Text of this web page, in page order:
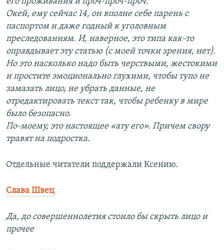
Окей, ему сейчас 14, он вполне себе парень с
паспортом и даже годный к уголовным
преследованиям. И, наверное, это типа как-то
оправдывает эту статью (с моей точки зрения, нет).
Но это насколько надо быть черствыми, жестокими
и простите эмоционально глухими, чтобы тупо не
замазать лицо, не убрать данные, не
отредактировать текст так, чтобы ребенку в мире
было безопасно.
По-моему, это настоящее «ату его». Причем свору
травят на подростка.
Отдельные читатели поддержали Ксению.
Слава Швец
Да, до совершеннолетия стоило бы скрыть лицо и
прочее